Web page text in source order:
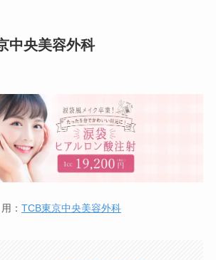
中央美容外科
： TCB東京中央美容外科